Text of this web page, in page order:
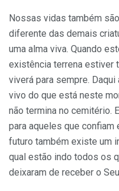
Nossas vidas também são
diferente das demais
uma alma viva. Quando
existência terrena estiver
viverá para sempre.
vivo do que está neste
não termina no cemitério.
para aqueles que confiam
futuro também existe um
qual estão indo todos os
deixaram de receber o